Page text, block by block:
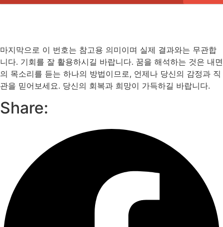
마지막으로 이 번호는 참고용 의미이며 실제 결과와는 무관합
니다. 기회를 잘 활용하시길 바랍니다. 꿈을 해석하는 것은 내면
의 목소리를 듣는 하나의 방법이므로, 언제나 당신의 감정과 직
관을 믿어보세요. 당신의 회복과 희망이 가득하길 바랍니다.
Share: